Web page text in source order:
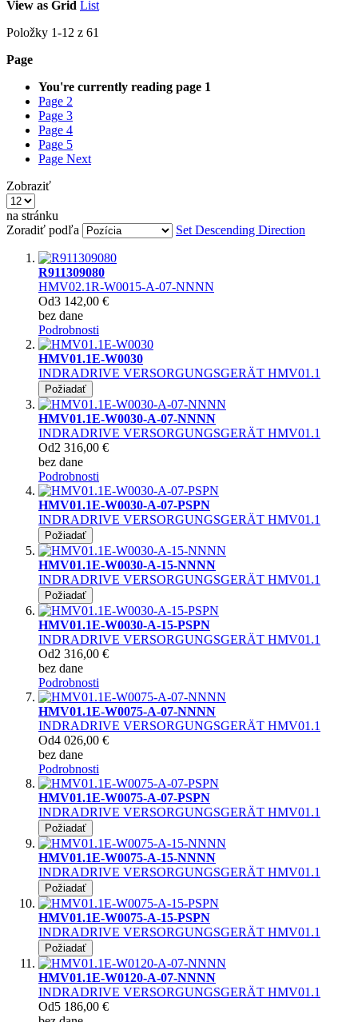
View as Grid List
Položky 1-12 z 61
Page
You're currently reading page 1
Page 2
Page 3
Page 4
Page 5
Page Next
Zobraziť
na stránku
Zoradiť podľa
Set Descending Direction
R911309080
HMV02.1R-W0015-A-07-NNNN
Od3 142,00 €
bez dane
Podrobnosti
HMV01.1E-W0030
INDRADRIVE VERSORGUNGSGERÄT HMV01.1
Požiadať
HMV01.1E-W0030-A-07-NNNN
INDRADRIVE VERSORGUNGSGERÄT HMV01.1
Od2 316,00 €
bez dane
Podrobnosti
HMV01.1E-W0030-A-07-PSPN
INDRADRIVE VERSORGUNGSGERÄT HMV01.1
Požiadať
HMV01.1E-W0030-A-15-NNNN
INDRADRIVE VERSORGUNGSGERÄT HMV01.1
Požiadať
HMV01.1E-W0030-A-15-PSPN
INDRADRIVE VERSORGUNGSGERÄT HMV01.1
Od2 316,00 €
bez dane
Podrobnosti
HMV01.1E-W0075-A-07-NNNN
INDRADRIVE VERSORGUNGSGERÄT HMV01.1
Od4 026,00 €
bez dane
Podrobnosti
HMV01.1E-W0075-A-07-PSPN
INDRADRIVE VERSORGUNGSGERÄT HMV01.1
Požiadať
HMV01.1E-W0075-A-15-NNNN
INDRADRIVE VERSORGUNGSGERÄT HMV01.1
Požiadať
HMV01.1E-W0075-A-15-PSPN
INDRADRIVE VERSORGUNGSGERÄT HMV01.1
Požiadať
HMV01.1E-W0120-A-07-NNNN
INDRADRIVE VERSORGUNGSGERÄT HMV01.1
Od5 186,00 €